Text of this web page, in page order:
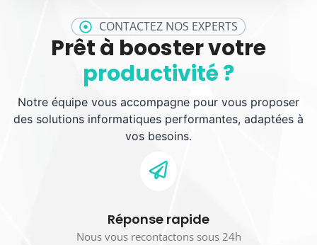
CONTACTEZ NOS EXPERTS
Prêt à booster votre
productivité ?
Notre équipe vous accompagne pour vous proposer
des solutions informatiques performantes, adaptées à
vos besoins.
Réponse rapide
Nous vous recontactons sous 24h